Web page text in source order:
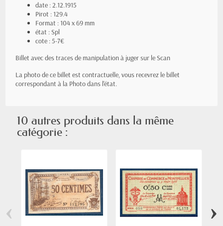
date : 2.12.1915
Pirot : 129.4
Format : 104 x 69 mm
état : Spl
cote : 5-7€
Billet avec des traces de manipulation à juger sur le Scan
La photo de ce billet est contractuelle, vous recevrez le billet
correspondant à la Photo dans l'état.
10 autres produits dans la même
catégorie :
‹ ›